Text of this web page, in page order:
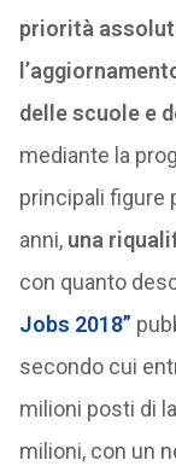
priorità
delle scuole e
mediante la
principali figure
anni, una
con quanto
Jobs 2018”
secondo cui
milioni posti di
milioni, con un